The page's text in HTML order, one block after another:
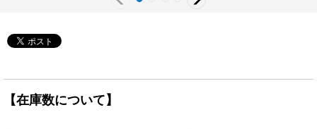
【在庫数について】